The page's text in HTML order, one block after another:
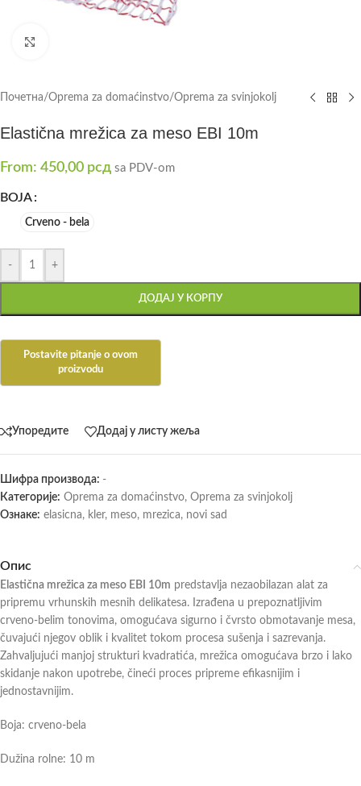
Почетна/Oprema za domaćinstvo/Oprema za svinjokolj
Elastična mrežica za meso EBI 10m
From: 450,00 рсд sa PDV-om
BOJA
Crveno - bela
- +
ДОДАЈ У КОРПУ
Упоредите Додај у листу жеља
Шифра производа: -
Категорије: Oprema za domaćinstvo, Oprema za svinjokolj
Ознаке: elasicna, kler, meso, mrezica, novi sad
Опис
Elastična mrežica za meso EBI 10m predstavlja nezaobilazan alat za
pripremu vrhunskih mesnih delikatesa. Izrađena u prepoznatljivim
crveno-belim tonovima, omogućava sigurno i čvrsto obmotavanje mesa,
čuvajući njegov oblik i kvalitet tokom procesa sušenja i sazrevanja.
Zahvaljujući manjoj strukturi kvadratića, mrežica omogućava brzo i lako
skidanje nakon upotrebe, čineći proces pripreme efikasnijim i
jednostavnijim.
Boja: crveno-bela
Dužina rolne: 10 m